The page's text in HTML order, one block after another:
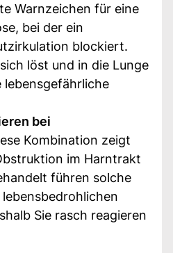
Warnzeichen für eine
bei der ein
blockiert.
löst und in die Lunge
bei
Kombination zeigt
im Harntrakt
führen solche
Sie rasch reagieren